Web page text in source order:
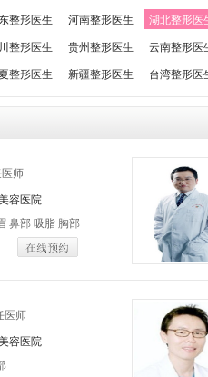
整形医生 河南整形医生
湖北整形医
整形医生 贵州整形医生
云南整形医
整形医生 新疆整形医生 台湾整形医
师
容医院
鼻部 吸脂 胸部
医师
容医院